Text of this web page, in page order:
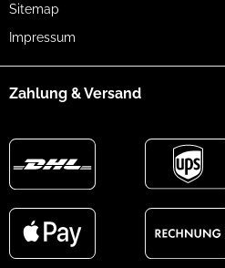
Sitemap
Impressum
Zahlung & Versand